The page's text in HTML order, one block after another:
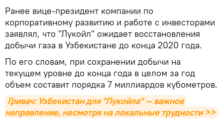
Ранее вице-президент компании по
корпоративному развитию и работе с инвесторами
заявлял, что "Лукойл" ожидает восстановления
добычи газа в Узбекистане до конца 2020 года.
По его словам, при сохранении добычи на
текущем уровне до конца года в целом за год
объем составит порядка 7 миллиардов кубометров.
Гривач: Узбекистан для "Лукойла" — важное
направление, несмотря на локальные трудности >>